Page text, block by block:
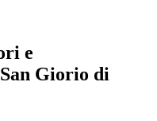
e
Giorio di